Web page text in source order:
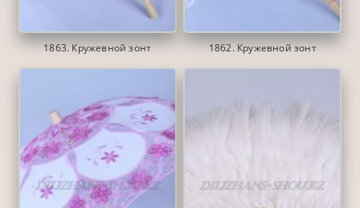
1863. Кружевной зонт 1862. Кружевной зонт